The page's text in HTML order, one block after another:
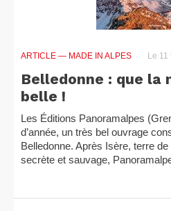
ARTICLE — MADE IN ALPES Le
Belledonne : que la
belle !
Les Éditions Panoramalpes
d’année, un très bel ouvrage
Belledonne. Après Isère, terre
secrète et sauvage,